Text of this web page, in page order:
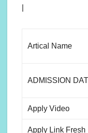
Artical Name
ADMISSION
Apply Video
Apply Link Fresh